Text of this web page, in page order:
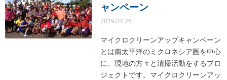
ャンペーン
マイクロクリーンアップキャンペーン
とは南太平洋のミクロネシア圏を中心
に、現地の方々と清掃活動をするプロ
ジェクトです。マイクロクリーンアッ
2019.04.26